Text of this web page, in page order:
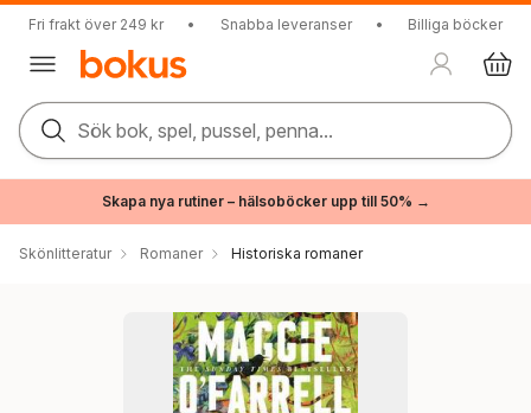
Fri frakt över 249 kr • Snabba leveranser • Billiga böcker
Sök bok, spel, pussel, penna...
Skapa nya rutiner – hälsoböcker upp till 50% →
Skönlitteratur Romaner Historiska romaner